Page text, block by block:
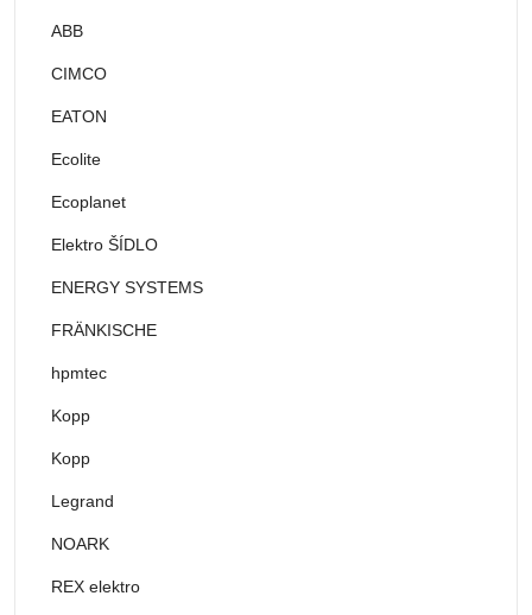
ABB
CIMCO
EATON
Ecolite
Ecoplanet
Elektro ŠÍDLO
ENERGY SYSTEMS
FRÄNKISCHE
hpmtec
Kopp
Kopp
Legrand
NOARK
REX elektro